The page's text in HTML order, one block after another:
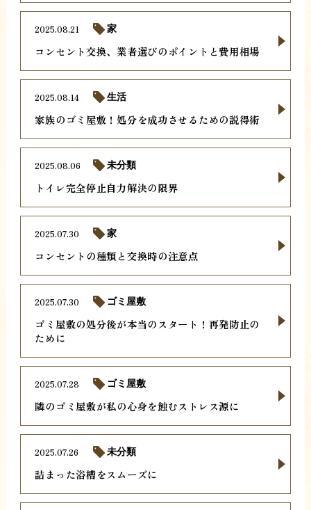
コンセント交換、業者選びのポイントと費用相場
2025.08.21 家
家族のゴミ屋敷！処分を成功させるための説得術
2025.08.14 生活
トイレ完全停止自力解決の限界
2025.08.06 未分類
コンセントの種類と交換時の注意点
2025.07.30 家
ゴミ屋敷の処分後が本当のスタート！再発防止の
ために
2025.07.30 ゴミ屋敷
隣のゴミ屋敷が私の心身を蝕むストレス源に
2025.07.28 ゴミ屋敷
詰まった浴槽をスムーズに
2025.07.26 未分類